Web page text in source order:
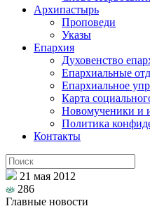
Архипастырь
Проповеди
Указы
Епархия
Духовенство
Епархиальные
Епархиальное
Карта
Новомученики и
Политика
Контакты
21 мая 2012
286
Главные новости